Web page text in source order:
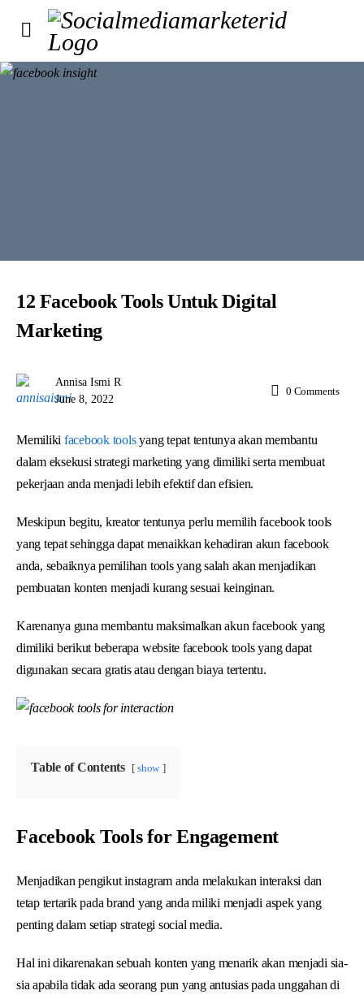
12 Facebook Tools Untuk Digital
Marketing
Annisa Ismi R
June 8, 2022
0 Comments
Memiliki facebook toolsyang tepat tentunya akan membantu
dalam eksekusi strategi marketing yang dimiliki serta membuat
pekerjaan anda menjadi lebih efektif dan efisien.
Meskipun begitu, kreator tentunya perlu memilih facebook tools
yang tepat sehingga dapat menaikkan kehadiran akun facebook
anda, sebaiknya pemilihan tools yang salah akan menjadikan
pembuatan konten menjadi kurang sesuai keinginan.
Karenanya guna membantu maksimalkan akun facebook yang
dimiliki berikut beberapa website facebook tools yang dapat
digunakan secara gratis atau dengan biaya tertentu.
Table of Contents show
Facebook Tools for Engagement
Menjadikan pengikut instagram anda melakukan interaksi dan
tetap tertarik pada brand yang anda miliki menjadi aspek yang
penting dalam setiap strategi social media.
Hal ini dikarenakan sebuah konten yang menarik akan menjadi sia-
sia apabila tidak ada seorang pun yang antusias pada unggahan di